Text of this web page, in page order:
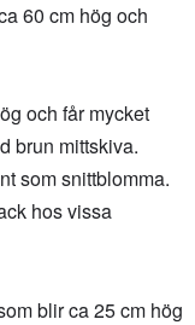
60 cm hög och
och får mycket
brun mittskiva.
som snittblomma.
hos vissa
blir ca 25 cm hög